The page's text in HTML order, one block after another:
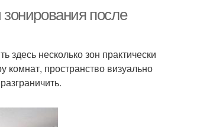
после
здесь несколько зон практически
комнат, пространство визуально